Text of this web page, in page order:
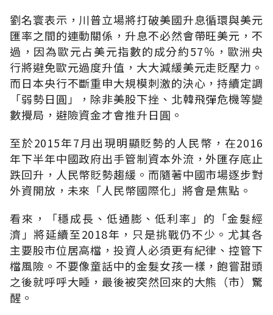
劉名寰表示，川普立場將打破美國升息循環與美元
匯率之間的連動關係，升息不必然會帶旺美元，不
過，因為歐元占美元指數的成分約57％，歐洲央
行將避免歐元過度升值，大大減緩美元走貶壓力。
而日本央行不斷重申大規模刺激的決心，持續定調
「弱勢日圓」，除非美股下挫、北韓飛彈危機等變
數攪局，避險資金才會推升日圓。
至於2015年7月出現明顯貶勢的人民幣，在2016
年下半年中國政府出手管制資本外流，外匯存底止
跌回升，人民幣貶勢趨緩。而隨著中國市場逐步對
外資開放，未來「人民幣國際化」將會是焦點。
看來，「穩成長、低通膨、低利率」的「金髮經
濟」將延續至2018年，只是挑戰仍不少。尤其各
主要股市位居高檔，投資人必須更有紀律、控管下
檔風險。不要像童話中的金髮女孩一樣，飽嘗甜頭
之後就呼呼大睡，最後被突然回來的大熊（市）驚
醒。